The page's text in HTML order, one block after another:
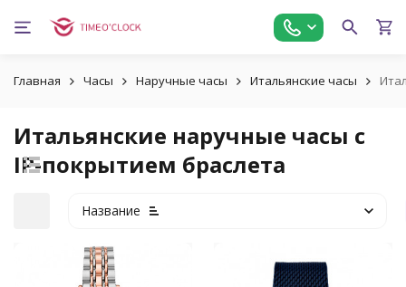
Главная Часы Наручные часы Итальянские часы
Итальянские наручные часы с
IP-покрытием браслета
Название